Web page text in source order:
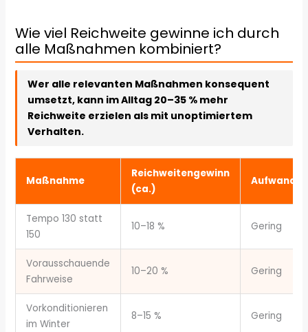
Wie viel Reichweite gewinne ich durch
alle Maßnahmen kombiniert?
Wer alle relevanten Maßnahmen konsequent
umsetzt, kann im Alltag 20–35 % mehr
Reichweite erzielen als mit unoptimiertem
Verhalten.
Maßnahme
Reichweitengewinn
(ca.)
Aufwand
Tempo 130 statt
150
10–18 % Gering
Vorausschauende
Fahrweise
10–20 % Gering
Vorkonditionieren
im Winter
8–15 % Gering